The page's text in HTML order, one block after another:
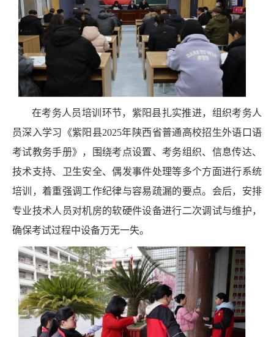
在考务人员培训环节，紫阳县扎实推进，组织考务人
员深入学习《紫阳县2025年陕西省普通高校招生外语口语
考试教务手册》，围绕考点设置、考务组织、信息传达、
技术支持、卫生安全、偶发事件处理等多个方面进行系统
培训，着重强调工作纪律与容易疏漏的要点。会后，安排
专业技术人员对机房的软硬件设备进行二次调试与维护，
确保考试过程中设备万无一失。